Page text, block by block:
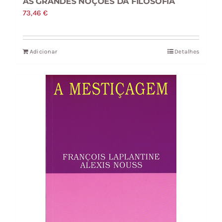
73,46€
Adicionar Detalhes